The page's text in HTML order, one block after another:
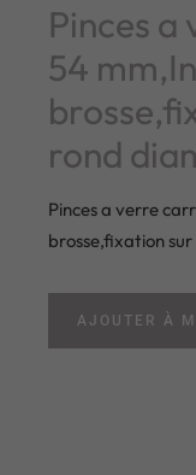
Pinces
54
rond
Pinces a verre
brosse,fixation
AJOUTER À